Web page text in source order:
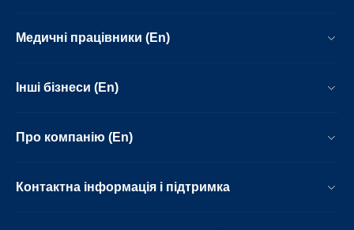
Медичні працівники (En)
Інші бізнеси (En)
Про компанію (En)
Контактна інформація і підтримка